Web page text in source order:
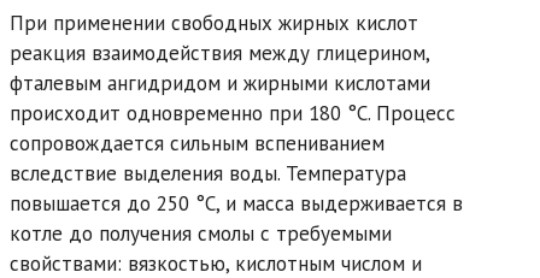
При применении свободных жирных кислот
реакция взаимодействия между глицерином,
фталевым ангидридом и жирными кислотами
происходит одновременно при 180 °С. Процесс
сопровождается сильным вспениванием
вследствие выделения воды. Температура
повышается до 250 °С, и масса выдерживается в
котле до получения смолы с требуемыми
свойствами: вязкостью, кислотным числом и